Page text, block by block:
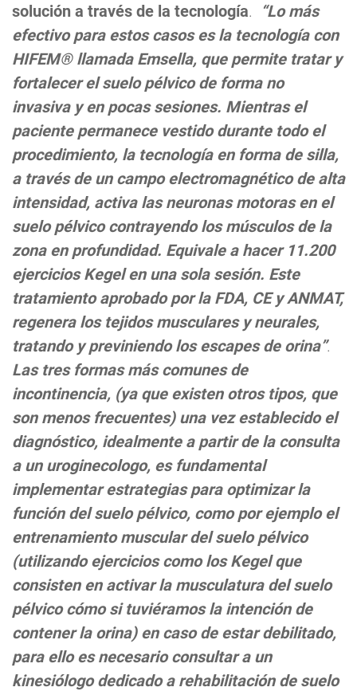
solución a través de la tecnología.
“Lo más
efectivo para estos casos es la tecnología con
HIFEM® llamada Emsella, que permite tratar y
fortalecer el suelo pélvico de forma no
invasiva y en pocas sesiones. Mientras el
paciente permanece vestido durante todo el
procedimiento, la tecnología en forma de silla,
a través de un campo electromagnético de alta
intensidad, activa las neuronas motoras en el
suelo pélvico contrayendo los músculos de la
zona en profundidad. Equivale a hacer 11.200
ejercicios Kegel en una sola sesión. Este
tratamiento aprobado por la FDA, CE y ANMAT,
regenera los tejidos musculares y neurales,
tratando y previniendo los escapes de orina”.
Las tres formas más comunes de
incontinencia, (ya que existen otros tipos, que
son menos frecuentes) una vez establecido el
diagnóstico, idealmente a partir de la consulta
a un uroginecologo, es fundamental
implementar estrategias para optimizar la
función del suelo pélvico, como por ejemplo el
entrenamiento muscular del suelo pélvico
(utilizando ejercicios como los Kegel que
consisten en activar la musculatura del suelo
pélvico cómo si tuviéramos la intención de
contener la orina) en caso de estar debilitado,
para ello es necesario consultar a un
kinesiólogo dedicado a rehabilitación de suelo